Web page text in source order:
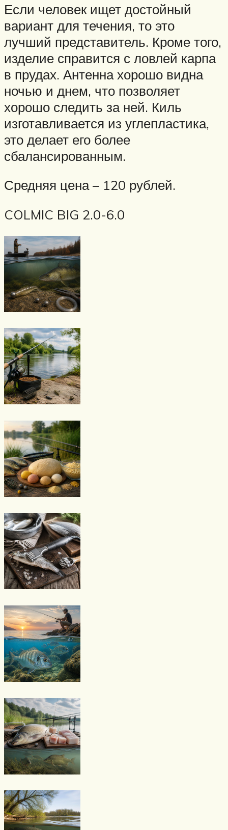
Если человек ищет достойный
вариант для течения, то это
лучший представитель. Кроме того,
изделие справится с ловлей карпа
в прудах. Антенна хорошо видна
ночью и днем, что позволяет
хорошо следить за ней. Киль
изготавливается из углепластика,
это делает его более
сбалансированным.
Средняя цена – 120 рублей.
COLMIC BIG 2.0-6.0